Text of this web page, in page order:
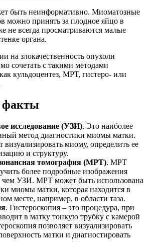
быть неинформативно. Миоматозные
можно принять за плодное яйцо в
не всегда просматриваются малые
органа.
на злокачественность опухоли
сочетать с такими методами
кульдоцентез, МРТ, гистеро- или
факты
исследование (УЗИ). Это наиболее
метод диагностики миомы матки.
визуализировать миому, определить ее
и структуру.
томография (МРТ). МРТ
более подробные изображения
УЗИ. МРТ может быть использована
миомы матки, которая находится в
месте, например, в области таза.
. Гистероскопия – это процедура, при
в матку тонкую трубку с камерой
позволяет визуализировать
матки и диагностировать